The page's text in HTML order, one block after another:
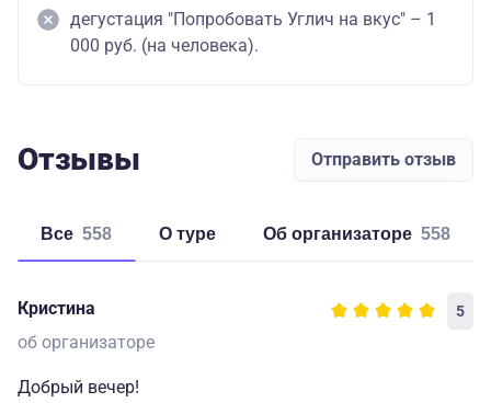
дегустация "Попробовать Углич на вкус" – 1
000 руб. (на человека).
Отзывы Отправить отзыв
Все 558 о туре об организаторе 558
Кристина 5
об организаторе
Добрый вечер!